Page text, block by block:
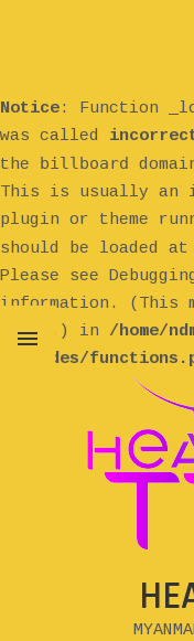
Notice: Function
was called
the billboard
This is usually an
plugin or theme
should be loaded
Please see
information. (This
6.7.0.) in /home/
includes/